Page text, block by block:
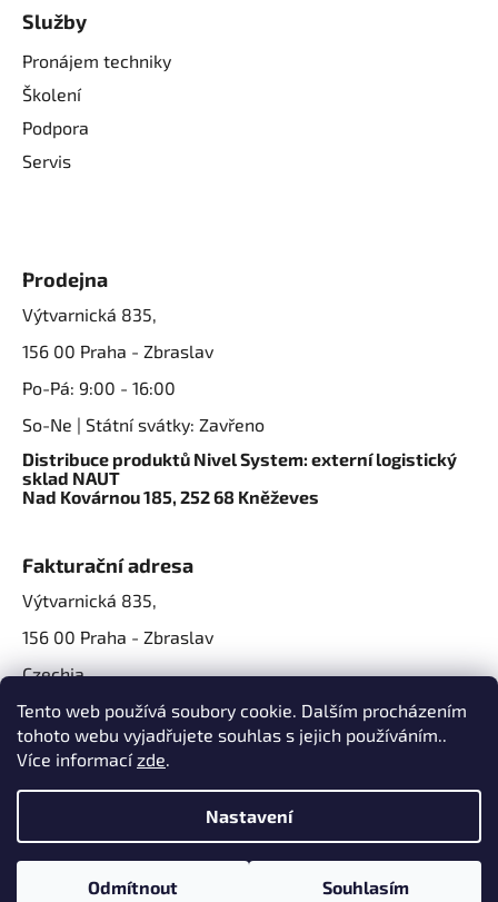
Nová adresa prodejny: Výtvarnická 835, 156 00
Tento web používá soubory cookie. Dalším procházením
tohoto webu vyjadřujete souhlas s jejich používáním..
Více informacízde.
Nastavení
Odmítnout Souhlasím
Služby
Pronájem techniky
Školení
Podpora
Servis
Prodejna
Výtvarnická 835,
156 00 Praha - Zbraslav
Po-Pá: 9:00 - 16:00
So-Ne | Státní svátky: Zavřeno
Distribuce produktů Nivel System: externí logistický
sklad NAUT
Nad Kovárnou 185, 252 68 Kněževes
Fakturační adresa
Výtvarnická 835,
156 00 Praha - Zbraslav
Czechia
IČO: 07724861
IČ DPH: CZ07724861
Vytvořil Shoptet Adatelier